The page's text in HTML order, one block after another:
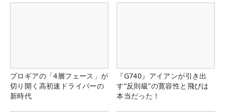
プロギアの「4層フェース」が
切り開く高初速ドライバーの
新時代
『G740』アイアンが引き出
す“反則級”の寛容性と飛びは
本当だった！